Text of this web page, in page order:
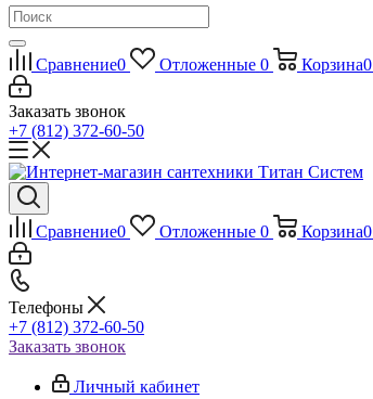
Сравнение0 Отложенные 0 Корзина0
Заказать звонок
+7 (812) 372-60-50
Сравнение0 Отложенные 0 Корзина0
Телефоны
+7 (812) 372-60-50
Заказать звонок
Личный кабинет